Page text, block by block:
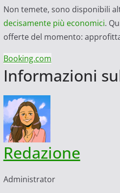
Non temete, sono disponibili
decisamente più economici.
offerte del momento:
Booking.com
Informazioni
Redazione
Administrator